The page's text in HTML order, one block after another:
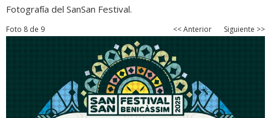
Fotografía del SanSan Festival.
Foto 8 de 9 << Anterior Siguiente >>